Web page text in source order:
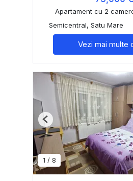
Apartament cu 2
Semicentral, Satu Mare
Vezi mai multe
1 / 8
Previous